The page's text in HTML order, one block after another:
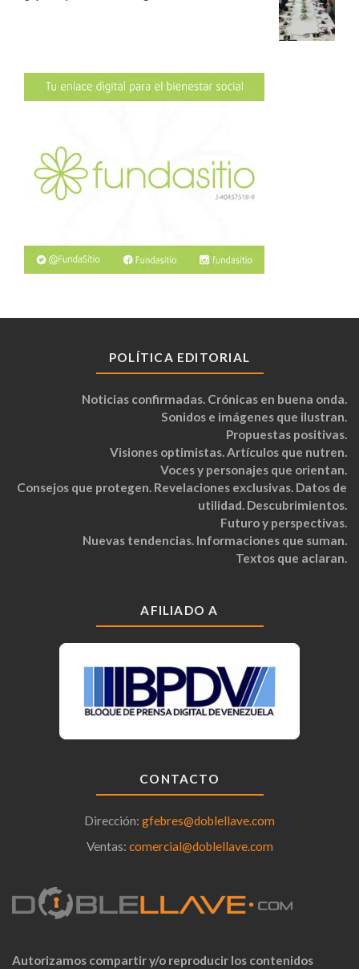
POLÍTICA EDITORIAL
Noticias confirmadas. Crónicas en buena onda.
Sonidos e imágenes que ilustran.
Propuestas positivas.
Visiones optimistas. Artículos que nutren.
Voces y personajes que orientan.
Consejos que protegen. Revelaciones exclusivas. Datos de
utilidad. Descubrimientos.
Futuro y perspectivas.
Nuevas tendencias. Informaciones que suman.
Textos que aclaran.
AFILIADO A
CONTACTO
Dirección: gfebres@doblellave.com
Ventas: comercial@doblellave.com
Autorizamos compartir y/o reproducir los contenidos